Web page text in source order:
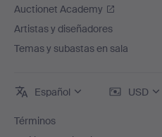
Auctionet Academy
Artistas y diseñadores
Temas y subastas en sala
Español USD
Términos